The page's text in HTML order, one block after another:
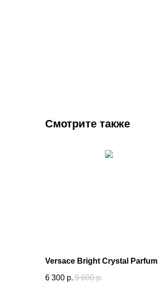
Смотрите также
Versace Bright Crystal Parfum
6 300 р. 9 600 р.